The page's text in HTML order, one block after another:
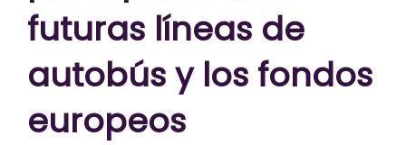
futuras líneas de
autobús y los fondos
europeos